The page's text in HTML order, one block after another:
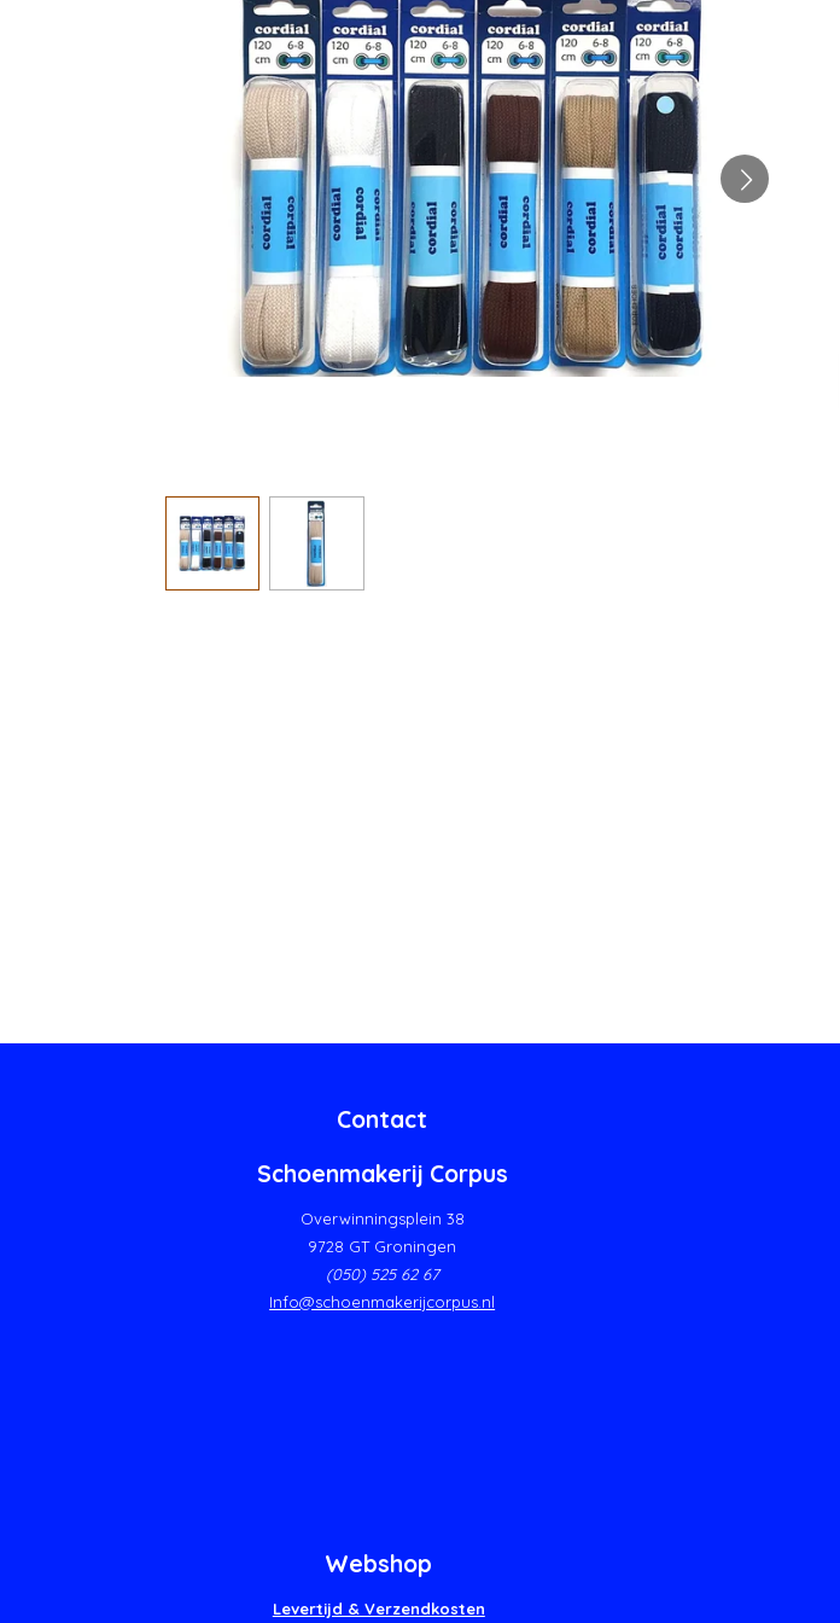
Contact
Schoenmakerij Corpus
Overwinningsplein 38
9728 GT Groningen
(050) 525 62 67
Info@schoenmakerijcorpus.nl
Webshop
Levertijd & Verzendkosten